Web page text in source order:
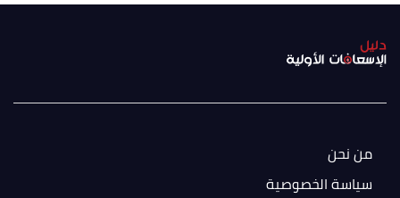
من نحن
سياسة الخصوصية